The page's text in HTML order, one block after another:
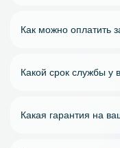
Как можно оплатить
Какой срок службы у
Какая гарантия на